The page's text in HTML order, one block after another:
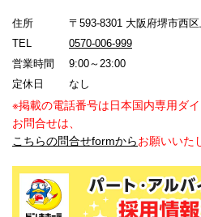
住所
〒593-8301 大阪府堺市西
TEL
0570-006-999
営業時間
9:00～23:00
定休日
なし
※掲載の電話番号は日本国内専用ダ
お問合せは、
こちらの問合せformからお願いいた